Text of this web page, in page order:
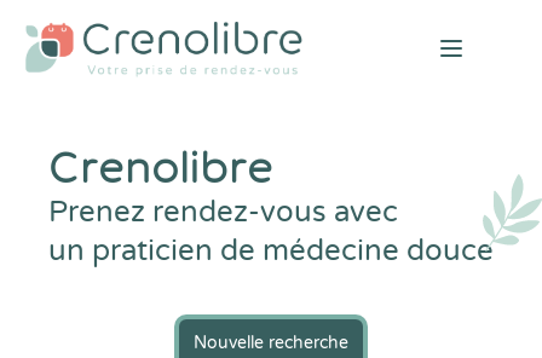
Open
Crenolibre
Prenez rendez-vous avec
un praticien de médecine douce
Nouvelle recherche